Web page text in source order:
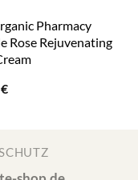
Pharmacy
Rose Rejuvenating
€